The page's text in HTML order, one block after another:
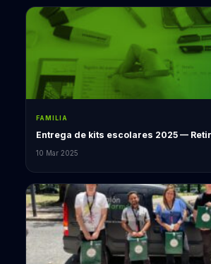
FAMILIA
Entrega de kits escolares 2025 —
10 Mar 2025